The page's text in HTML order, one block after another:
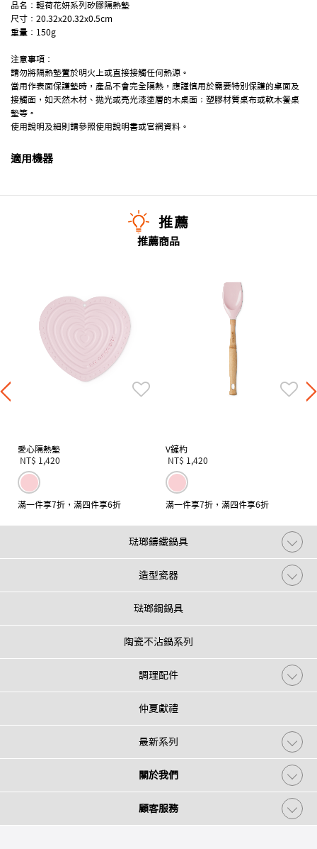
品名：輕荷花妍系列矽膠隔熱墊
尺寸：20.32x20.32x0.5cm
重量：150g
注意事項：
請勿將隔熱墊置於明火上或直接接觸任何熱源。
當用作表面保護墊時，產品不會完全隔熱，應謹慎用於需要特別保護的桌面及
接觸面，如天然木材、拋光或亮光漆塗層的木桌面；塑膠材質桌布或軟木餐桌
墊等。
使用說明及細則請參照使用說明書或官網資料。
適用機器
推薦
推薦商品
愛心隔熱墊
NT$ 1,420
滿一件享7折，滿四件享6折
V鏟杓
NT$ 1,420
滿一件享7折，滿四件享6折
琺瑯鑄鐵鍋具
造型瓷器
琺瑯鋼鍋具
陶瓷不沾鍋系列
調理配件
仲夏獻禮
最新系列
關於我們
顧客服務